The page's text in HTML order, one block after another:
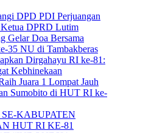
DPD PDI Perjuangan
Ketua DPRD Lutim
Gelar Doa Bersama
35 NU di Tambakberas
Dirgahayu RI ke-81:
Kebhinekaan
Juara 1 Lompat Jauh
Sumobito di HUT RI ke-
KABUPATEN
HUT RI KE-81